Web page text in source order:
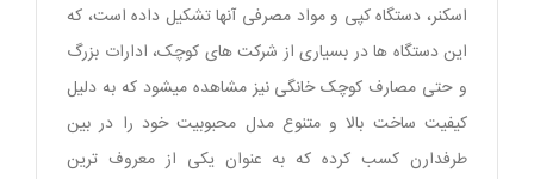
اسکنر، دستگاه کپی و مواد مصرفی آنها تشکیل داده است، که
این دستگاه ها در بسیاری از شرکت های کوچک، ادارات بزرگ
و حتی مصارف کوچک خانگی نیز مشاهده میشود که به دلیل
کیفیت ساخت بالا و متنوع مدل محبوبیت خود را در بین
طرفدارن کسب کرده که به عنوان یکی از معروف ترین